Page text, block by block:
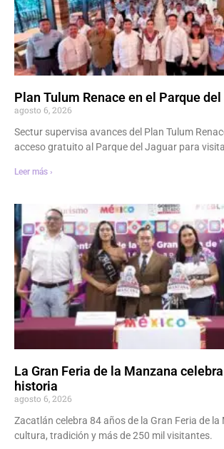
Plan Tulum Renace en el Parque
agosto 6, 2026
Sectur supervisa avances del Plan Tulum
acceso gratuito al Parque del Jaguar para
Leer más ›
La Gran Feria de la Manzana
historia
agosto 6, 2026
Zacatlán celebra 84 años de la Gran Feria de la
cultura, tradición y más de 250 mil visitantes.